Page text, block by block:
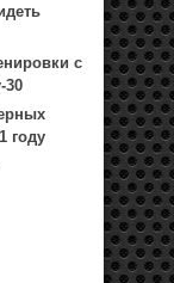
с
30
году